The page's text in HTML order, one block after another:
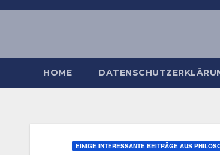
Zum
HOME
EINIGE INTERESSANTE BEITRÄGE AUS